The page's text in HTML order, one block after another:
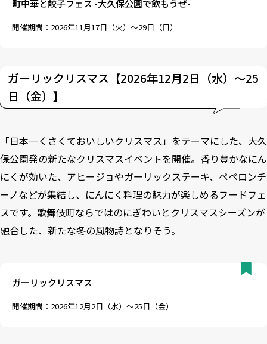
町中華と餃子フェス -大久保公園で飲もうぜ-
開催期間：2026年11月17日（火）～29日（日）
ガーリックリスマス【2026年12月2日（水）～25
日（金）】
「日本一くさくておいしいクリスマス」をテーマにした、大久
保公園発の新たなクリスマスイベントを開催。香り豊かなにん
にくが効いた、アヒージョやガーリックステーキ、ペペロンチ
ーノなどが集結し、にんにく料理の魅力が楽しめるフードフェ
スです。歌舞伎町ならではのにぎわいとクリスマスシーズンが
融合した、新たな冬の風物詩となりそう。
ガーリックリスマス
開催期間：2026年12月2日（水）～25日（金）